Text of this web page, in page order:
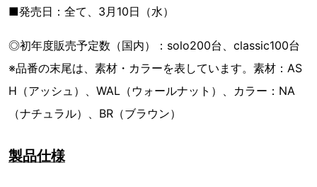
■発売日：全て、3月10日（水）
◎初年度販売予定数（国内）：solo200台、classic100台
※品番の末尾は、素材・カラーを表しています。素材：AS
H（アッシュ）、WAL（ウォールナット）、カラー：NA
（ナチュラル）、BR（ブラウン）
製品仕様